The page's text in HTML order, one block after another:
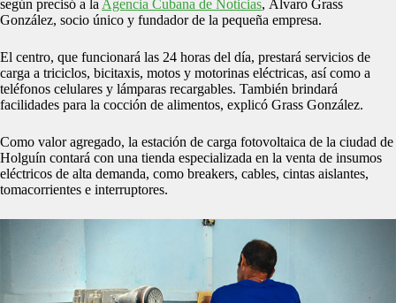
según precisó a la Agencia Cubana de Noticias, Álvaro Grass
González, socio único y fundador de la pequeña empresa.
El centro, que funcionará las 24 horas del día, prestará servicios de
carga a triciclos, bicitaxis, motos y motorinas eléctricas, así como a
teléfonos celulares y lámparas recargables. También brindará
facilidades para la cocción de alimentos, explicó Grass González.
Como valor agregado, la estación de carga fotovoltaica de la ciudad de
Holguín contará con una tienda especializada en la venta de insumos
eléctricos de alta demanda, como breakers, cables, cintas aislantes,
tomacorrientes e interruptores.